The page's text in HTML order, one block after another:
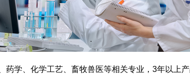
药学、化学工艺、畜牧兽医等相关专业，3年以上产